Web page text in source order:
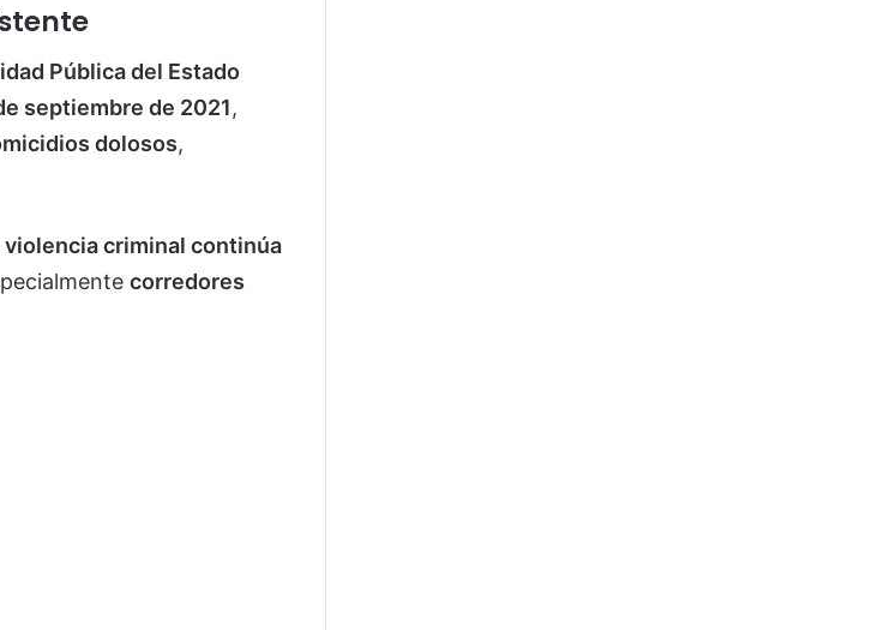
Pública del Estado
septiembre de 2021,
dolosos,
violencia criminal continúa
corredores